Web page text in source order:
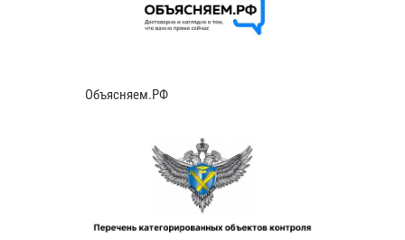
Объясняем.РФ